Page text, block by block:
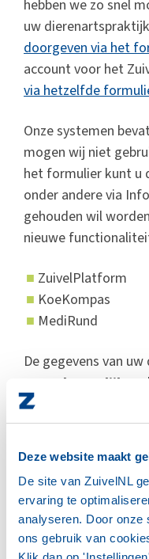
Deze website maakt
De site van ZuivelNL
ervaring te
analyseren. Door onze
ons gebruik van
hebben we zo snel
uw
doorgeven via het
account voor het
via hetzelfde
Onze systemen
mogen wij niet
het formulier kunt u
onder andere via
gehouden wil
nieuwe
ZuivelPlatform
KoeKompas
MediRund
De gegevens van
zo snel mogelijk
medewerking.
GEGEVENS
DOORGEVEN
Hoe blijft u